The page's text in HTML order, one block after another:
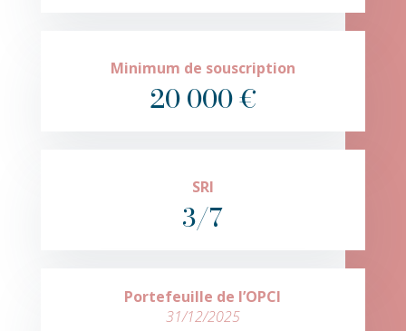
Minimum de souscription
20 000 €
SRI
3/7
Portefeuille de l’OPCI
31/12/2025